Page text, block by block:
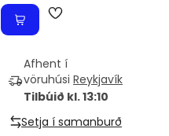
Afhent í
vöruhúsi Reykjavík
Tilbúið kl. 13:10
Setja í samanburð